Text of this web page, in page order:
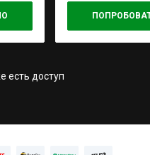
есть доступ